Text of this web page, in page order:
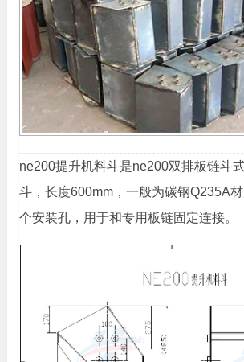
ne200提升机料斗是ne200双排板链斗
斗，长度600mm，一般为碳钢Q235A
个安装孔，用于和专用板链固定连接。